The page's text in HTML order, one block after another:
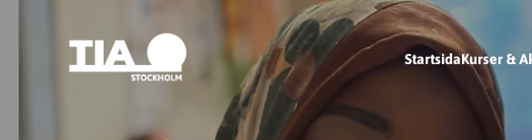
StartsidaKurser &